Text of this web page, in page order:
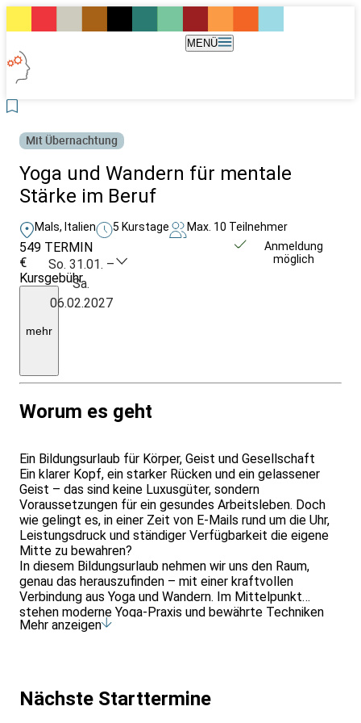
MENÜ
Mit Übernachtung
Yoga und Wandern für mentale
Stärke im Beruf
Mals, Italien 5 Kurstage Max. 10 Teilnehmer
549
€
Kursgebühr
Ü/V
Buchung
mehr
TERMIN
So. 31.01. –
Sa.
06.02.2027
Anmeldung
möglich
Worum es geht
Ein Bildungsurlaub für Körper, Geist und Gesellschaft
Ein klarer Kopf, ein starker Rücken und ein gelassener
Geist – das sind keine Luxusgüter, sondern
Voraussetzungen für ein gesundes Arbeitsleben. Doch
wie gelingt es, in einer Zeit von E-Mails rund um die Uhr,
Leistungsdruck und ständiger Verfügbarkeit die eigene
Mitte zu bewahren?
In diesem Bildungsurlaub nehmen wir uns den Raum,
genau das herauszufinden – mit einer kraftvollen
Verbindung aus Yoga und Wandern. Im Mittelpunkt
stehen moderne Yoga-Praxis und bewährte Techniken
aus der Achtsamkeit: kraftvolle Asanas für Stabilität und
Wir üben morgens aktivierend, um mit Fokus in den Tag
zu starten – und abends regenerierend, um loszulassen,
Mehr anzeigen
Nächste Starttermine